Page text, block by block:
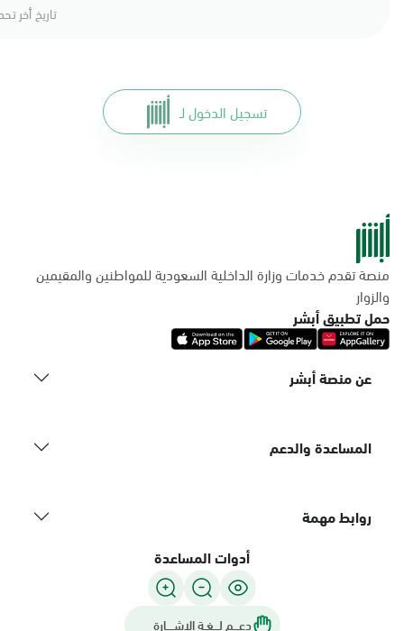
تاريخ أخر
تسجيل الدخول لـ
منصة تقدم خدمات وزارة الداخلية السعودية للمواطنين والمقيمين
والزوار
حمل تطبيق أبشر
عن منصة أبشر
المساعدة والدعم
روابط مهمة
أدوات المساعدة
دعـــم لـــغـة الاشــــارة